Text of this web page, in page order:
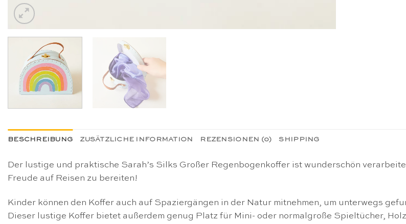
BESCHREIBUNG ZUSÄTZLICHE INFORMATION REZENSIONEN (0) SHIPPING
Der lustige und praktische Sarah’s Silks Großer Regenbogenkoffer ist wunderschön
Freude auf Reisen zu bereiten!
Kinder können den Koffer auch auf Spaziergängen in der Natur mitnehmen, um unterwegs
Dieser lustige Koffer bietet außerdem genug Platz für Mini- oder normalgroße Spieltücher,